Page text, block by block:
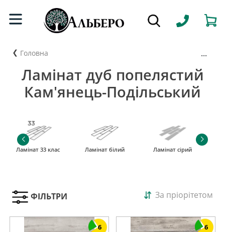
Головна ...
Ламінат дуб попелястий
Кам'янець-Подільський
Ламінат 33 клас Ламінат білий Ламінат сірий
ФІЛЬТРИ За пріорітетом
6 6